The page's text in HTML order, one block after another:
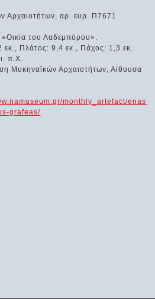
Αρχαιοτήτων, αρ. ευρ. Π7671
του Λαδεμπόρου».
εκ., Πλάτος: 9,4 εκ., Πάχος: 1,3 εκ.
π.Χ.
Μυκηναϊκών Αρχαιοτήτων, Αίθουσα
monthly_artefact/enas-
grafeas/